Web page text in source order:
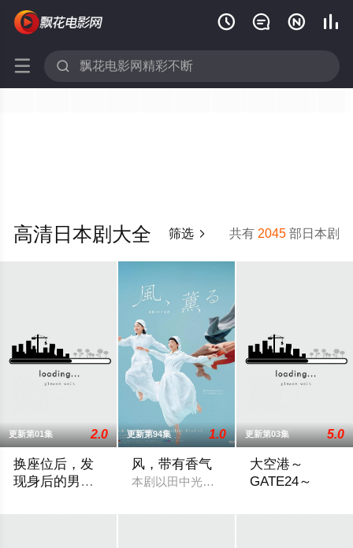
   
 
共有 2045 部日本剧
高清日本剧大全 筛选 
更新第01集 2.0
换座位后，发
现身后的男生
更新第94集 1.0
风，带有香气
本剧以田中光著作《明治的南丁格尔 大
更新第03集 5.0
大空港～
GATE24～